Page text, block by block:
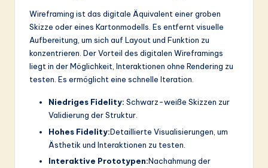
Wireframing ist das digitale Äquivalent einer groben
Skizze oder eines Kartonmodells. Es entfernt visuelle
Aufbereitung, um sich auf Layout und Funktion zu
konzentrieren. Der Vorteil des digitalen Wireframings
liegt in der Möglichkeit, Interaktionen ohne Rendering zu
testen. Es ermöglicht eine schnelle Iteration.
Niedriges Fidelity: Schwarz-weiße Skizzen zur
Validierung der Struktur.
Hohes Fidelity:Detaillierte Visualisierungen, um
Ästhetik und Interaktionen zu testen.
Interaktive Prototypen:Nachahmung der